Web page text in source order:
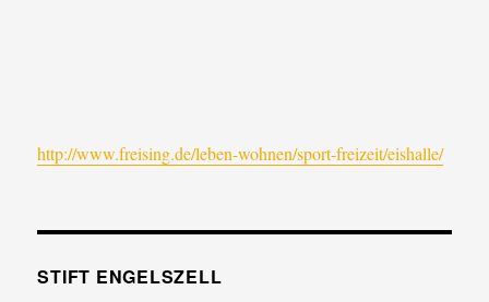
http://www.freising.de/leben-wohnen/sport-freizeit/eishalle/
STIFT ENGELSZELL